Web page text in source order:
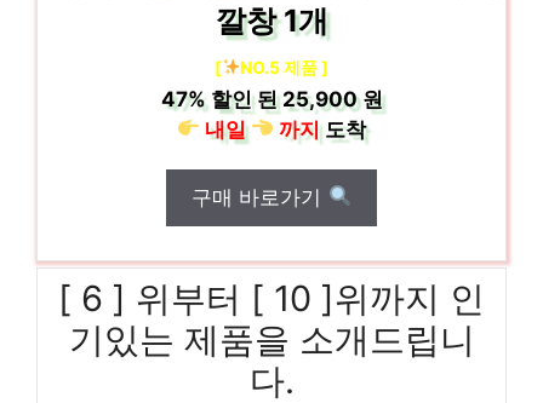
깔창 1개
[ NO.5 제품 ]
47%할인 된25,900 원
내일
까지도착
구매 바로가기
[ 6 ] 위부터 [ 10 ]위까지 인
기있는 제품을 소개드립니
다.